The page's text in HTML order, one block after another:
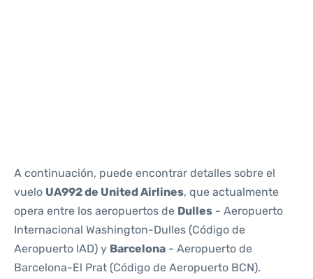
A continuación, puede encontrar detalles sobre el
vuelo UA992 de United Airlines, que actualmente
opera entre los aeropuertos de Dulles - Aeropuerto
Internacional Washington-Dulles (Código de
Aeropuerto IAD) y Barcelona - Aeropuerto de
Barcelona-El Prat (Código de Aeropuerto BCN).